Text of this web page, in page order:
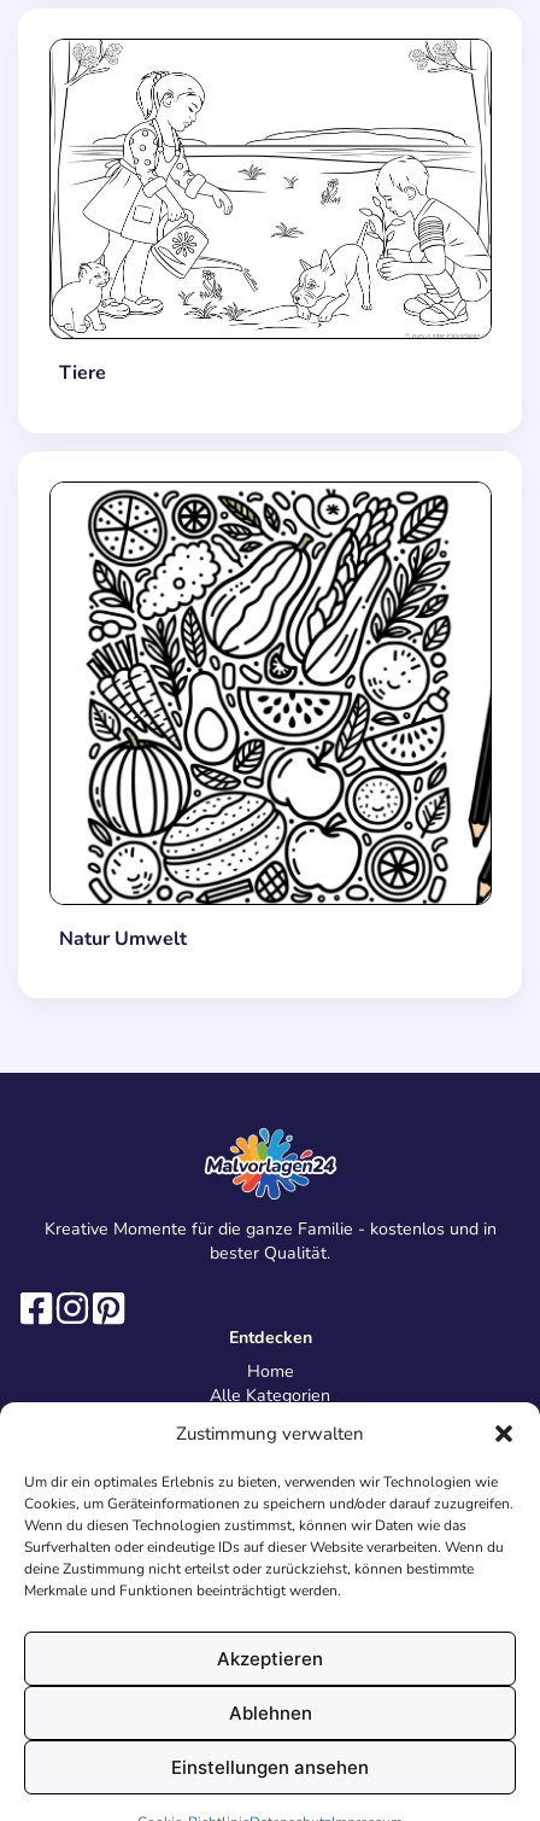
Zustimmung verwalten
Um dir ein optimales Erlebnis zu bieten, verwenden wir Technologien wie
Cookies, um Geräteinformationen zu speichern und/oder darauf zuzugreifen.
Wenn du diesen Technologien zustimmst, können wir Daten wie das
Surfverhalten oder eindeutige IDs auf dieser Website verarbeiten. Wenn du
deine Zustimmung nicht erteilst oder zurückziehst, können bestimmte
Merkmale und Funktionen beeinträchtigt werden.
Akzeptieren
Ablehnen
Einstellungen ansehen
Tiere
Natur Umwelt
Kreative Momente für die ganze Familie - kostenlos und in
bester Qualität.
Entdecken
Home
Alle Kategorien
Information
Über uns
Kontakt
Inhaltsrichtlinien
Recht & Datenschutz
Impressum
AGB
Cookies
© 2026 Malvorlagen24.de - Alle Rechte vorbehalten. Made with
♥
in Deutschland.